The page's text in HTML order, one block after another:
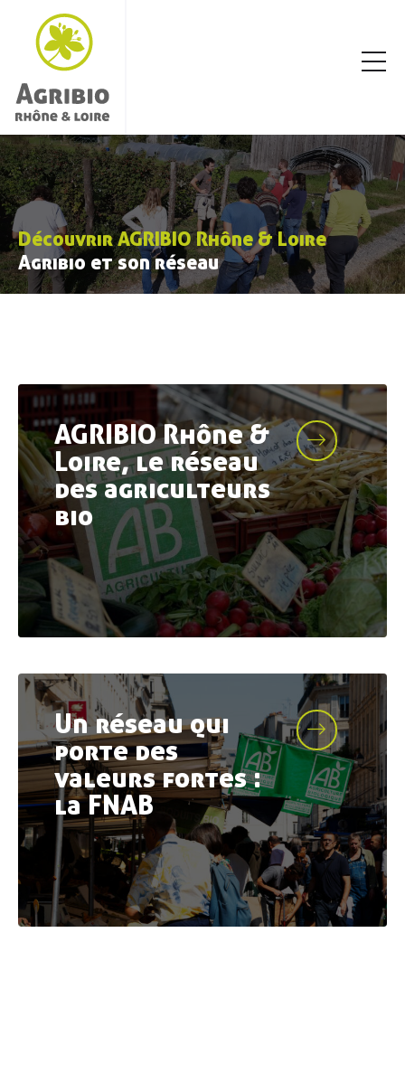
Découvrir AGRIBIO Rhône & Loire
Agribio et son réseau
AGRIBIO Rhône &
Loire, le réseau
des agriculteurs
bio
Un réseau qui
porte des
valeurs fortes :
la FNAB
DécouvrirAGRIBIO
Agriculteurs& agricultrices